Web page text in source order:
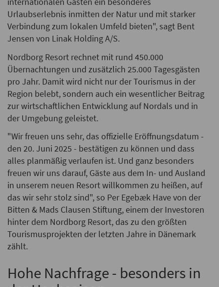
Urlaubserlebnis inmitten der Natur und mit starker
Verbindung zum lokalen Umfeld bieten", sagt Bent
Jensen von Linak Holding A/S.
Nordborg Resort rechnet mit rund 450.000
Übernachtungen und zusätzlich 25.000 Tagesgästen
pro Jahr. Damit wird nicht nur der Tourismus in der
Region belebt, sondern auch ein wesentlicher Beitrag
zur wirtschaftlichen Entwicklung auf Nordals und in
der Umgebung geleistet.
"Wir freuen uns sehr, das offizielle Eröffnungsdatum -
den 20. Juni 2025 - bestätigen zu können und dass
alles planmäßig verlaufen ist. Und ganz besonders
freuen wir uns darauf, Gäste aus dem In- und Ausland
in unserem neuen Resort willkommen zu heißen, auf
das wir sehr stolz sind", so Per Egebæk Have von der
Bitten & Mads Clausen Stiftung, einem der Investoren
hinter dem Nordborg Resort, das zu den größten
Tourismusprojekten der letzten Jahre in Dänemark
zählt.
Hohe Nachfrage - besonders in